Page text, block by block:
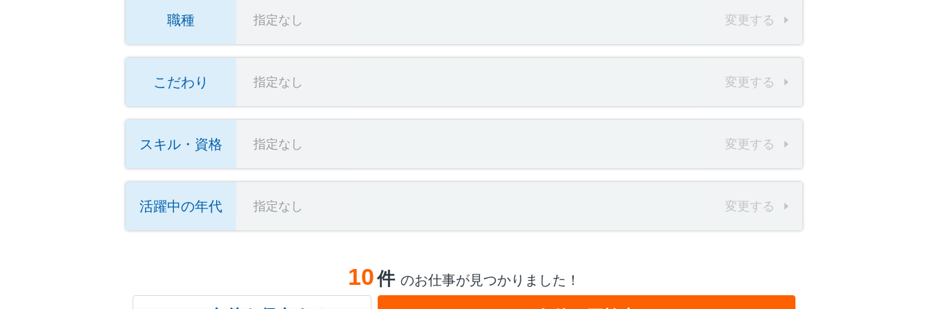
職種 指定なし 変更する
こだわり 指定なし 変更する
スキル・資格 指定なし 変更する
活躍中の年代 指定なし 変更する
10件 のお仕事が見つかりました！